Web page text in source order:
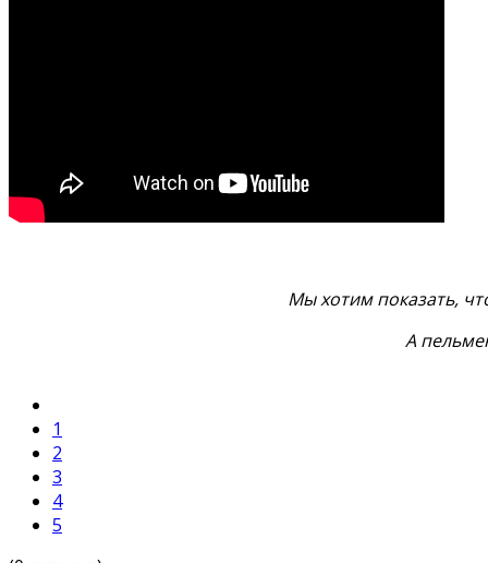
Мы хотим показать,
А
1
2
3
4
5